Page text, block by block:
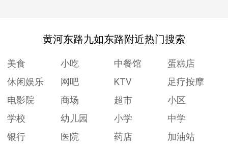
黄河东路九如东路附近热门搜索
美食 小吃 中餐馆
蛋糕店
休闲娱乐
网吧 KTV
足疗按摩
电影院
商场 超市
小区
学校
幼儿园 小学
中学
银行
医院 药店
加油站